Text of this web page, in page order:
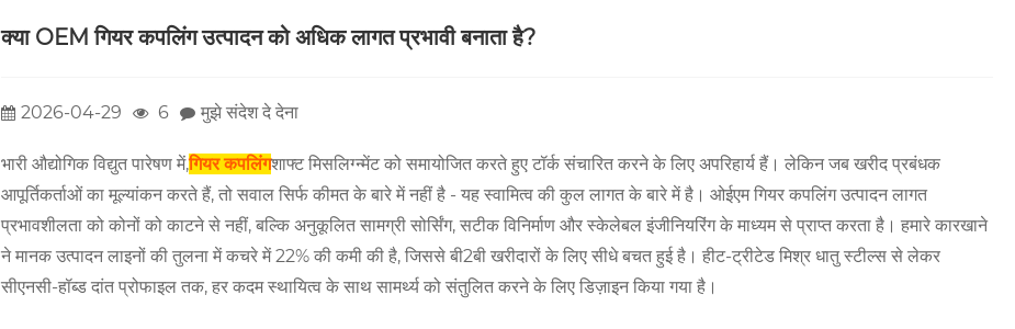
क्या OEM गियर कपलिंग उत्पादन को अधिक लागत प्रभावी बनाता है?
2026-04-29 6 मुझे संदेश दे देना
भारी औद्योगिक विद्युत पारेषण में,गियर कपलिंगशाफ्ट मिसलिग्न्मेंट को समायोजित करते हुए टॉर्क संचारित करने के लिए अपरिहार्य हैं। लेकिन जब खरीद प्रबंधक
आपूर्तिकर्ताओं का मूल्यांकन करते हैं, तो सवाल सिर्फ कीमत के बारे में नहीं है - यह स्वामित्व की कुल लागत के बारे में है। ओईएम गियर कपलिंग उत्पादन लागत
प्रभावशीलता को कोनों को काटने से नहीं, बल्कि अनुकूलित सामग्री सोर्सिंग, सटीक विनिर्माण और स्केलेबल इंजीनियरिंग के माध्यम से प्राप्त करता है। हमारे कारखाने
ने मानक उत्पादन लाइनों की तुलना में कचरे में 22% की कमी की है, जिससे बी2बी खरीदारों के लिए सीधे बचत हुई है। हीट-ट्रीटेड मिश्र धातु स्टील्स से लेकर
सीएनसी-हॉब्ड दांत प्रोफाइल तक, हर कदम स्थायित्व के साथ सामर्थ्य को संतुलित करने के लिए डिज़ाइन किया गया है।